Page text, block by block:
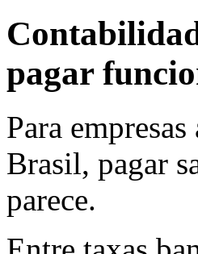
pagar
Para
Brasil, pagar
parece.